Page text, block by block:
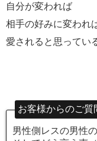
自分が変われば
相手の好みに変われ
愛されると思ってい
お客様からのご質
男性側レスの男性